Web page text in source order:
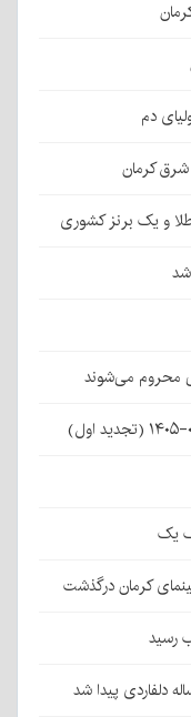
دم
کرمان
و یک برنز کشوری
محروم می‌شوند
یک
کرمان درگذشت